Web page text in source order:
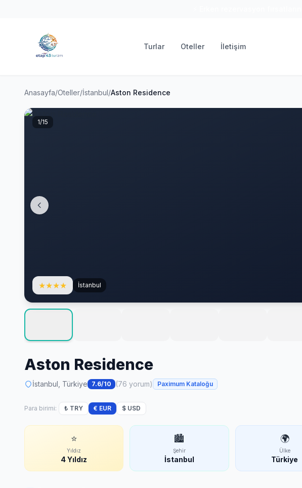
Turlar Oteller İletişim
Anasayfa/Oteller/İstanbul/Aston Residence
★★★★ İstanbul
1/15
Aston Residence
İstanbul, Türkiye 7.6/10 (76 yorum) Paximum Kataloğu
Para birimi: ₺ TRY € EUR $ USD
⭐
Yıldız
4 Yıldız
🏙
Şehir
İstanbul
🌍
Ülke
Türkiye